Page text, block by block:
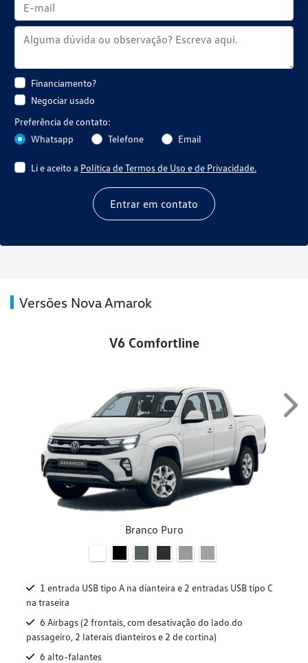
Financiamento?
Negociar usado
Preferência de contato:
Whatsapp
Telefone Email
Li e aceito a Política de Termos de Uso e de Privacidade.
Entrar em contato
Versões Nova Amarok
V6 Comfortline
Branco Puro
1 entrada USB tipo A na dianteira e 2 entradas USB tipo C
na traseira
6 Airbags (2 frontais, com desativação do lado do
passageiro, 2 laterais dianteiros e 2 de cortina)
6 alto-falantes